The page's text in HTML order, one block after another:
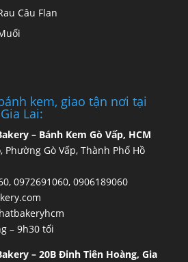
Câu Flan
kem, giao tận nơi tại
Lai:
– Bánh Kem Gò Vấp, HCM
Phường Gò Vấp, Thành Phố Hồ
0972691060, 0906189060
– 9h30 tối
– 20B Đinh Tiên Hoàng, Gia